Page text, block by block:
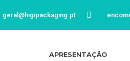
geral@higipackaging.pt
APRESENTAÇÃO